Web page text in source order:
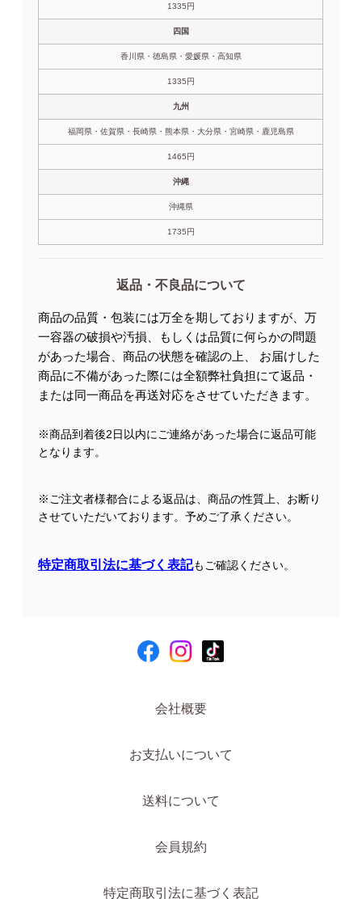
1335円
四国
香川県・徳島県・愛媛県・高知県
1335円
九州
福岡県・佐賀県・長崎県・熊本県・大分県・宮崎県・鹿児島県
1465円
沖縄
沖縄県
1735円
返品・不良品について
商品の品質・包装には万全を期しておりますが、万
一容器の破損や汚損、もしくは品質に何らかの問題
があった場合、商品の状態を確認の上、 お届けした
商品に不備があった際には全額弊社負担にて返品・
または同一商品を再送対応をさせていただきます。
※商品到着後2日以内にご連絡があった場合に返品可能
となります。
※ご注文者様都合による返品は、商品の性質上、お断り
させていただいております。予めご了承ください。
特定商取引法に基づく表記もご確認ください。
会社概要
お支払いについて
送料について
会員規約
特定商取引法に基づく表記